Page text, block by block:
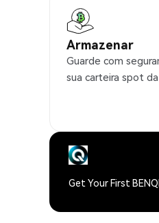
Armazenar
Guarde com
sua carteira spot
Get Your First